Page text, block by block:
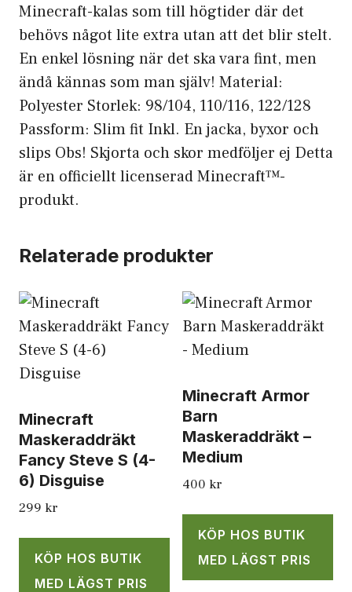
Minecraft-kalas som till högtider där det
behövs något lite extra utan att det blir stelt.
En enkel lösning när det ska vara fint, men
ändå kännas som man själv! Material:
Polyester Storlek: 98/104, 110/116, 122/128
Passform: Slim fit Inkl. En jacka, byxor och
slips Obs! Skjorta och skor medföljer ej Detta
är en officiellt licenserad Minecraft™-
produkt.
Relaterade produkter
Minecraft
Maskeraddräkt
Fancy Steve S (4-
6) Disguise
299 kr
KÖP HOS BUTIK
MED LÄGST PRIS
Minecraft Armor
Barn
Maskeraddräkt –
Medium
400 kr
KÖP HOS BUTIK
MED LÄGST PRIS